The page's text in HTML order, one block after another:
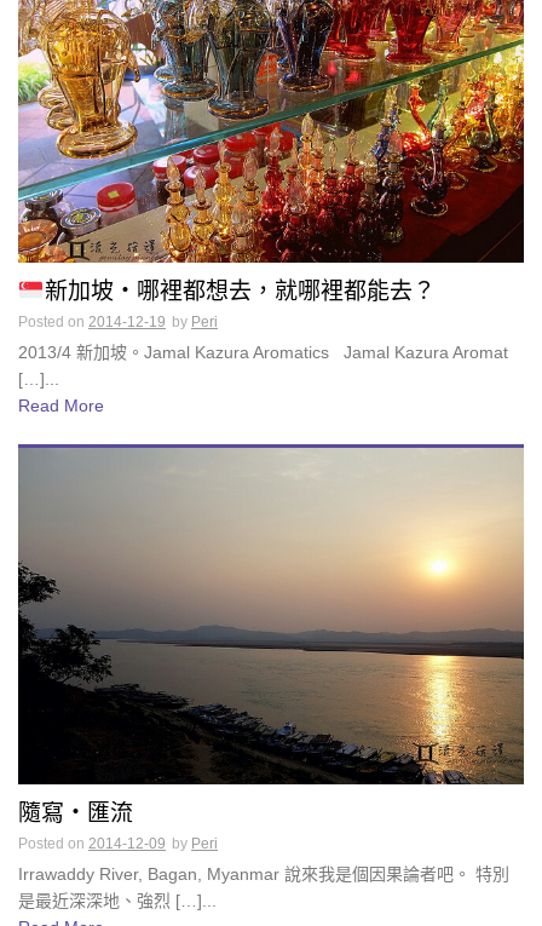
新加坡・哪裡都想去，就哪裡都能去？
Posted on 2014-12-19 by Peri
2013/4 新加坡。Jamal Kazura Aromatics Jamal Kazura Aromat
[…]...
Read More
隨寫・匯流
Posted on 2014-12-09 by Peri
Irrawaddy River, Bagan, Myanmar 說來我是個因果論者吧。 特別
是最近深深地、強烈 […]...